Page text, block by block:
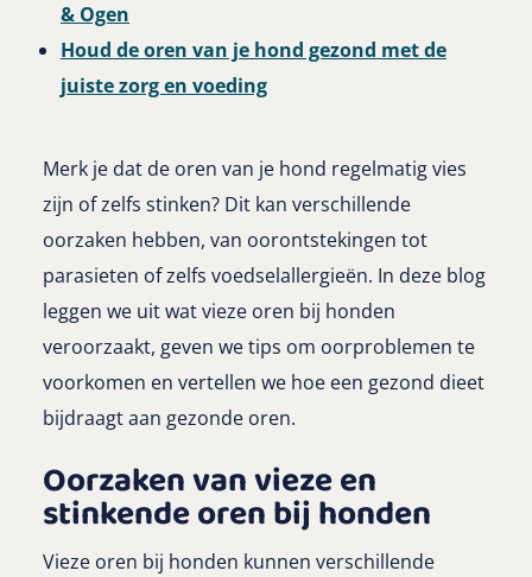
& Ogen
Houd de oren van je hond gezond met de
juiste zorg en voeding
Merk je dat de oren van je hond regelmatig vies
zijn of zelfs stinken? Dit kan verschillende
oorzaken hebben, van oorontstekingen tot
parasieten of zelfs voedselallergieën. In deze blog
leggen we uit wat vieze oren bij honden
veroorzaakt, geven we tips om oorproblemen te
voorkomen en vertellen we hoe een gezond dieet
bijdraagt aan gezonde oren.
Oorzaken van vieze en
stinkende oren bij honden
Vieze oren bij honden kunnen verschillende